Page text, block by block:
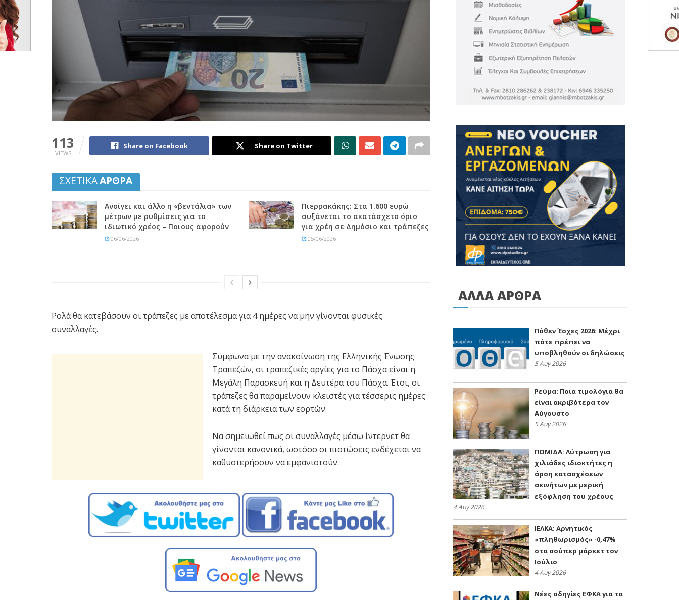
113
VIEWS
Share on Facebook Share on Twitter
ΣΧΕΤΙΚΑΑΡΘΡΑ
Ανοίγει και άλλο η «βεντάλια» των
μέτρων με ρυθμίσεις για το
ιδιωτικό χρέος – Ποιους αφορούν
06/06/2026
Πιερρακάκης: Στα 1.600 ευρώ
αυξάνεται το ακατάσχετο όριο
για χρέη σε Δημόσιο και τράπεζες
05/06/2026
Ρολά θα κατεβάσουν οι τράπεζες με αποτέλεσμα για 4 ημέρες να μην γίνονται φυσικές
συναλλαγές.
Σύμφωνα με την ανακοίνωση της Ελληνικής Ένωσης
Τραπεζών, οι τραπεζικές αργίες για το Πάσχα είναι η
Μεγάλη Παρασκευή και η Δευτέρα του Πάσχα. Έτσι, οι
τράπεζες θα παραμείνουν κλειστές για τέσσερις ημέρες
κατά τη διάρκεια των εορτών.
Να σημειωθεί πως οι συναλλαγές μέσω ίντερνετ θα
γίνονται κανονικά, ωστόσο οι πιστώσεις ενδέχεται να
καθυστερήσουν να εμφανιστούν.
ΑΛΛΑ ΑΡΘΡΑ
Πόθεν Έσχες 2026: Μέχρι
πότε πρέπει να
υποβληθούν οι δηλώσεις
5 Αυγ 2026
Ρεύμα: Ποια τιμολόγια θα
είναι ακριβότερα τον
Αύγουστο
5 Αυγ 2026
ΠΟΜΙΔΑ: Λύτρωση για
χιλιάδες ιδιοκτήτες η
άρση κατασχέσεων
ακινήτων με μερική
εξόφληση του χρέους
4 Αυγ 2026
ΙΕΛΚΑ: Αρνητικός
«πληθωρισμός» -0,47%
στα σούπερ μάρκετ τον
Ιούλιο
4 Αυγ 2026
Νέες οδηγίες ΕΦΚΑ για τα